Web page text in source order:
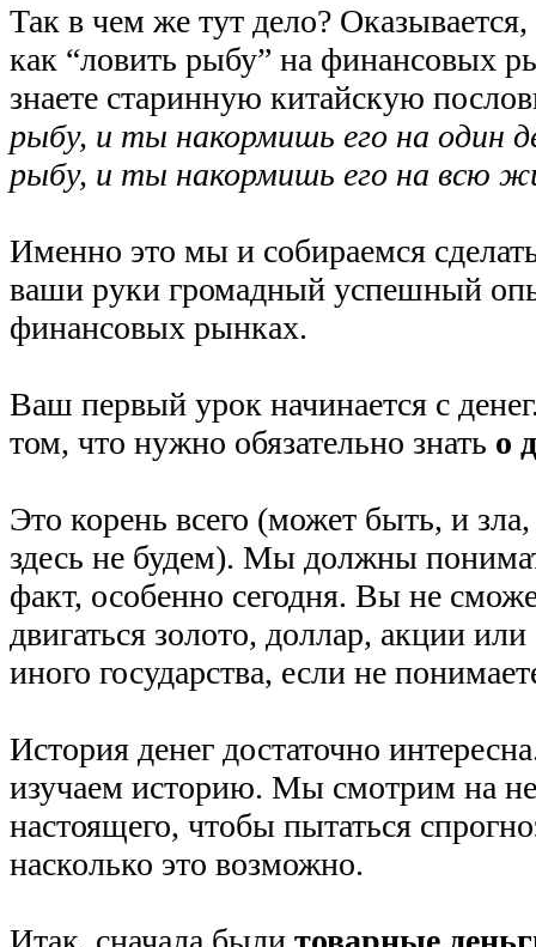
Так в чем же тут дело?
как “ловить рыбу” на финансовых
знаете старинную китайскую
рыбу, и ты накормишь его на один
рыбу, и ты накормишь его на всю
Именно это мы и собираемся
ваши руки громадный успешный
финансовых рынках.
Ваш первый урок начинается с
том, что нужно обязательно знать о
Это корень всего (может быть, и
здесь не будем). Мы должны
факт, особенно сегодня. Вы не
двигаться золото, доллар, акции
иного государства, если не
История денег достаточно
изучаем историю. Мы смотрим на
настоящего, чтобы пытаться
насколько это возможно.